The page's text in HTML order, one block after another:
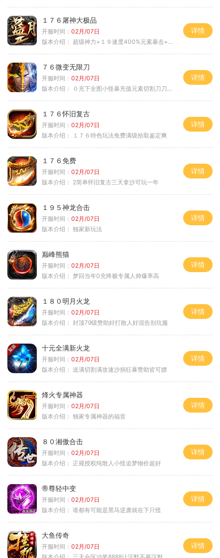
１７６屠神大极品
开服时间： 02月/07日
版本介绍： 超级神力+１９速度400%元素暴击+６６
详情
７６微变无限刀
开服时间： 02月/07日
版本介绍：
０充下全图小怪暴充值元素切割刀刀极品
详情
１７６怀旧复古
开服时间： 02月/07日
版本介绍：
１７６特色玩法免费满级拾取鉴定爽
详情
１７６免费
开服时间： 02月/07日
版本介绍： 2简单怀旧复古三天拿沙可玩一年
详情
１９５神龙合击
开服时间： 02月/07日
版本介绍： 独家新玩法
详情
巅峰熊猫
开服时间： 02月/07日
版本介绍： 梦回当年0充终极专属人帅爆率高
详情
１８０明月火龙
开服时间： 02月/07日
版本介绍： 封顶79级赞助好打散人好混告别坑服
详情
十元全满新火龙
开服时间： 02月/07日
版本介绍： 送满切割满攻速沙捐狂暴赞助皆可嫖
详情
烽火专属神器
开服时间： 02月/07日
版本介绍： 独家专属神器的福音
详情
８０湘傲合击
开服时间： 02月/07日
版本介绍： 正规授权纯散人小怪追梦物价超好
详情
帝尊轻中变
开服时间： 02月/07日
版本介绍： 谁都有可能是黑马逆袭就在下只怪
详情
大鱼传奇
开服时间： 02月/07日
详情